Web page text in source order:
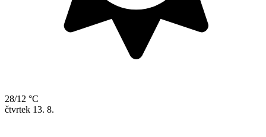
28/12 °C
čtvrtek 13. 8.